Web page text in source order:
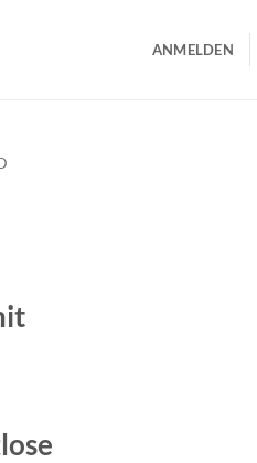
ANMELDEN